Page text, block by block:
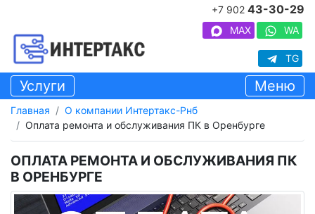
+7 902 43-30-29
MAX WA
TG
Услуги Меню
Главная
О компании Интертакс-Рнб
Оплата ремонта и обслуживания ПК в Оренбурге
ОПЛАТА РЕМОНТА И ОБСЛУЖИВАНИЯ ПК
В ОРЕНБУРГЕ